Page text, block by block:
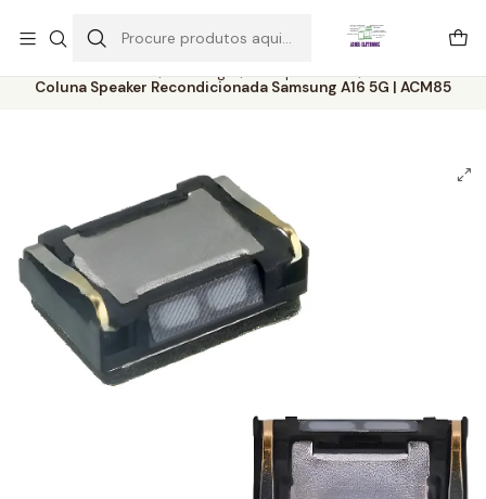
Início Catálogo
Componentes
Coluna Speaker Recondicionada Samsung A16 5G | ACM85